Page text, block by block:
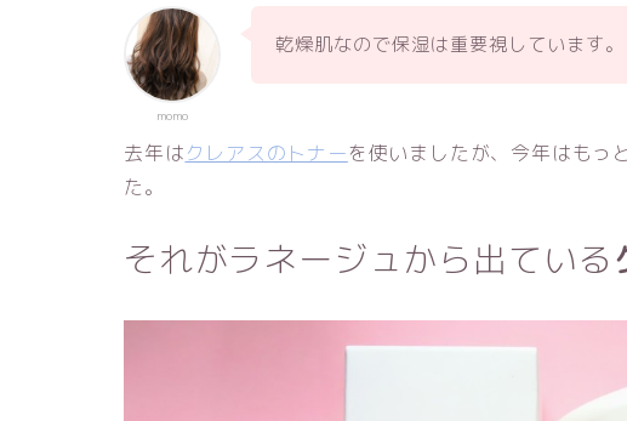
momo
乾燥肌なので保湿は重要視しています。
去年はクレアスのトナーを使いましたが、今年はもっ
た。
それがラネージュから出ている